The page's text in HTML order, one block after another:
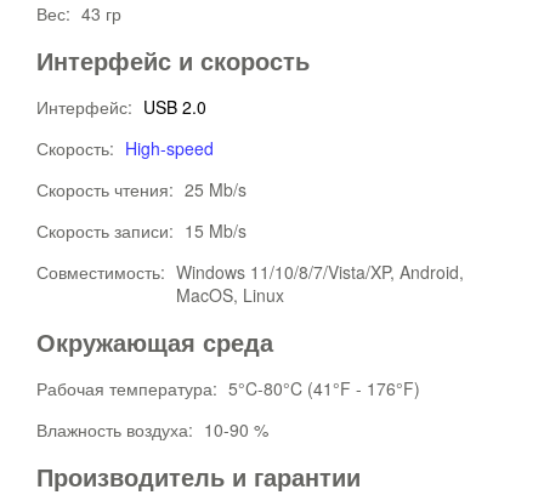
Вес: 43 гр
Интерфейс и скорость
Интерфейс: USB 2.0
Скорость: High-speed
Скорость чтения: 25 Mb/s
Скорость записи: 15 Mb/s
Совместимость: Windows 11/10/8/7/Vista/XP, Android,
MacOS, Linux
Окружающая среда
Рабочая температура: 5°C-80°C (41°F - 176°F)
Влажность воздуха: 10-90 %
Производитель и гарантии